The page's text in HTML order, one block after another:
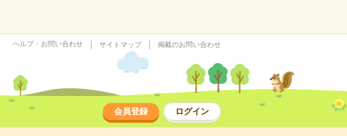
ヘルプ・お問い合わせ サイトマップ 掲載のお問い合わせ
会員登録 ログイン